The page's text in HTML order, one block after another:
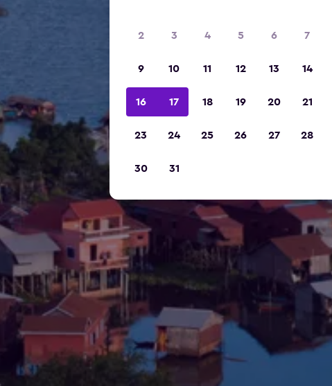
2 3 4 5 6 7
9 10 11 12 13 14
16 17 18 19 20 21
23 24 25 26 27 28
30 31